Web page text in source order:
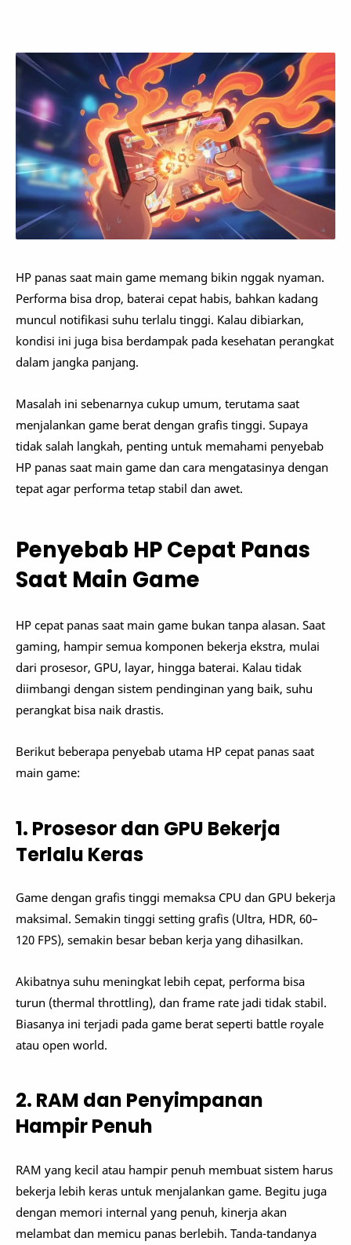
HP panas saat main game memang bikin nggak nyaman.
Performa bisa drop, baterai cepat habis, bahkan kadang
muncul notifikasi suhu terlalu tinggi. Kalau dibiarkan,
kondisi ini juga bisa berdampak pada kesehatan perangkat
dalam jangka panjang.
Masalah ini sebenarnya cukup umum, terutama saat
menjalankan game berat dengan grafis tinggi. Supaya
tidak salah langkah, penting untuk memahami penyebab
HP panas saat main game dan cara mengatasinya dengan
tepat agar performa tetap stabil dan awet.
Penyebab HP Cepat Panas
Saat Main Game
HP cepat panas saat main game bukan tanpa alasan. Saat
gaming, hampir semua komponen bekerja ekstra, mulai
dari prosesor, GPU, layar, hingga baterai. Kalau tidak
diimbangi dengan sistem pendinginan yang baik, suhu
perangkat bisa naik drastis.
Berikut beberapa penyebab utama HP cepat panas saat
main game:
1. Prosesor dan GPU Bekerja
Terlalu Keras
Game dengan grafis tinggi memaksa CPU dan GPU bekerja
maksimal. Semakin tinggi setting grafis (Ultra, HDR, 60–
120 FPS), semakin besar beban kerja yang dihasilkan.
Akibatnya suhu meningkat lebih cepat, performa bisa
turun (thermal throttling), dan frame rate jadi tidak stabil.
Biasanya ini terjadi pada game berat seperti battle royale
atau open world.
2. RAM dan Penyimpanan
Hampir Penuh
RAM yang kecil atau hampir penuh membuat sistem harus
bekerja lebih keras untuk menjalankan game. Begitu juga
dengan memori internal yang penuh, kinerja akan
melambat dan memicu panas berlebih. Tanda-tandanya